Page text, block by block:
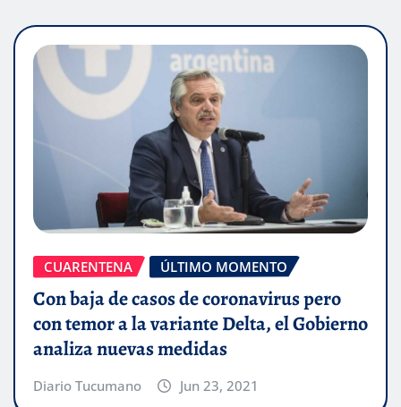
CUARENTENA ÚLTIMO MOMENTO
Con baja de casos de coronavirus pero
con temor a la variante Delta, el Gobierno
analiza nuevas medidas
Diario Tucumano Jun 23, 2021